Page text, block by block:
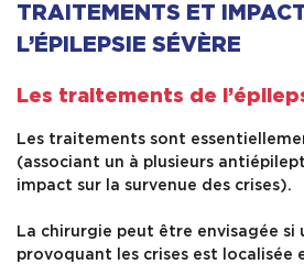
TRAITEMENTS ET
L’ÉPILEPSIE SÉVÈRE
Les traitements de
Les traitements sont
(associant un à plusieurs
impact sur la survenue des crises).
La chirurgie peut être envisagée si
provoquant les crises est localisée